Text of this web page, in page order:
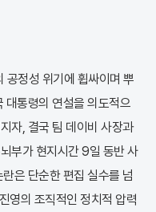
공정성 위기에 휩싸이며 뿌
대통령의 연설을 의도적으
자, 결국 팀 데이비 사장과
부가 현지시간 9일 동반 사
은 단순한 편집 실수를 넘
영의 조직적인 정치적 압력